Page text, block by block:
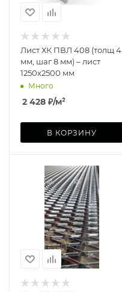
Лист ХК ПВЛ 408 (толщ 4
мм, шаг 8 мм) – лист
1250х2500 мм
Много
2 428 ₽/м²
В КОРЗИНУ